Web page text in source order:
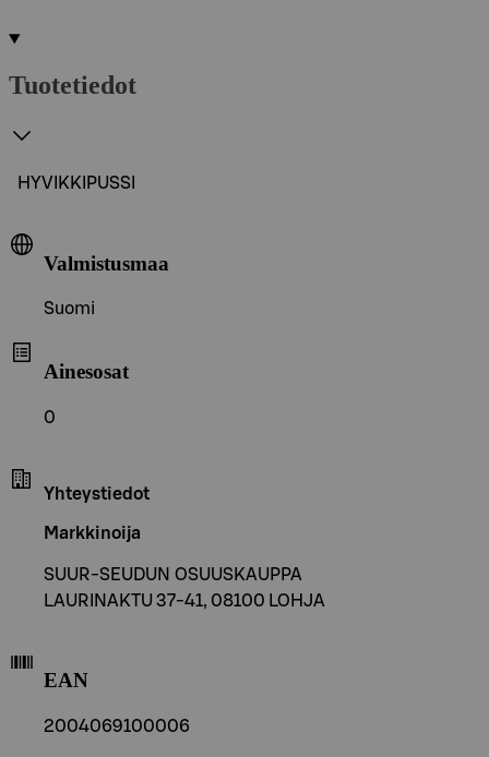
Tuotetiedot
HYVIKKIPUSSI
Valmistusmaa
Suomi
Ainesosat
0
Yhteystiedot
Markkinoija
SUUR-SEUDUN OSUUSKAUPPA
LAURINAKTU 37-41, 08100 LOHJA
EAN
2004069100006